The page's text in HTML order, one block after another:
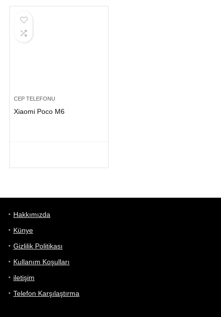
CEP TELEFONU
Xiaomi Poco M6
Hakkımızda
Künye
Gizlilik Politikası
Kullanım Koşulları
iletişim
Telefon Karşılaştırma